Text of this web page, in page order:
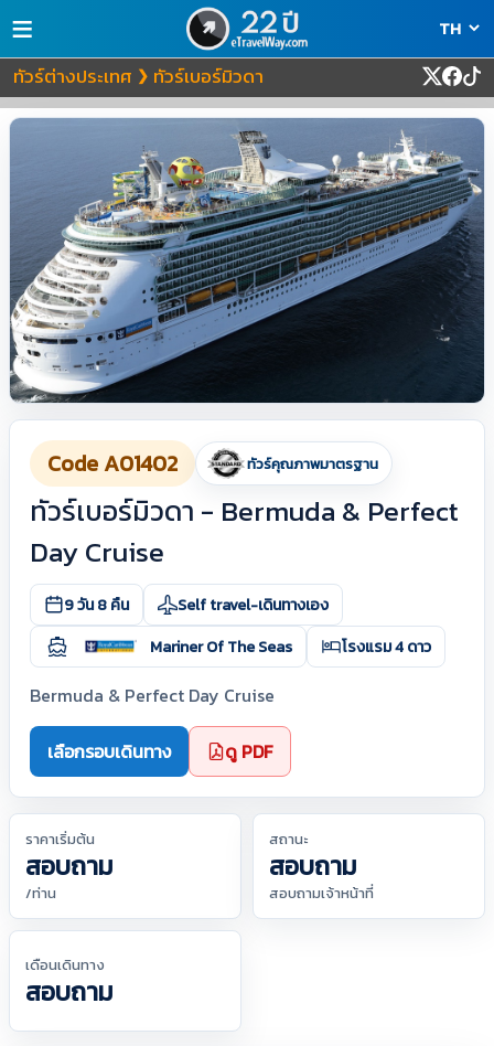
≡
ทัวร์ต่างประเทศ ❯ ทัวร์เบอร์มิวดา
Code A01402 ทัวร์คุณภาพมาตรฐาน
ทัวร์เบอร์มิวดา - Bermuda & Perfect
Day Cruise
9 วัน 8 คืน
Self travel-เดินทางเอง
Mariner Of The Seas
โรงแรม 4 ดาว
Bermuda & Perfect Day Cruise
เลือกรอบเดินทาง ดู PDF
ราคาเริ่มต้น
สอบถาม
/ท่าน
สถานะ
สอบถาม
สอบถามเจ้าหน้าที่
เดือนเดินทาง
สอบถาม